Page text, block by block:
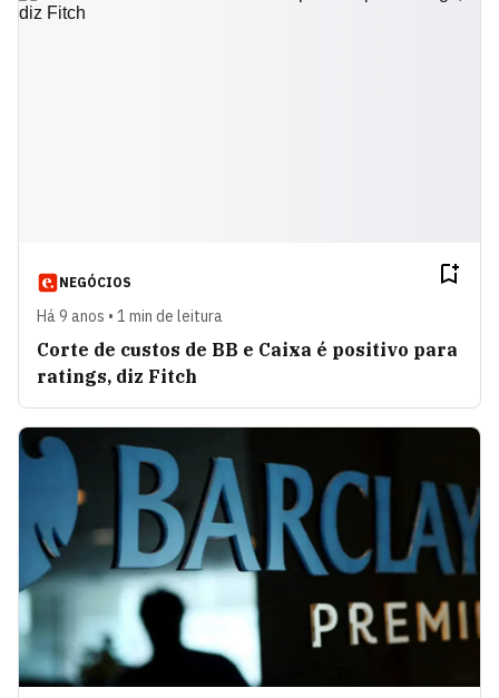
NEGÓCIOS
Há 9 anos • 1 min de leitura
Corte de custos de BB e Caixa é positivo para
ratings, diz Fitch